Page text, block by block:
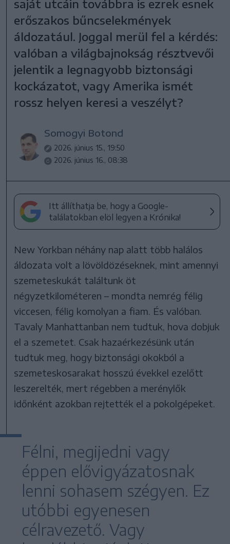
saját utcáin továbbra is ezrek esnek
erőszakos bűncselekmények
áldozatául. Joggal merül fel a kérdés:
valóban a világbajnokság résztvevői
jelentik a legnagyobb biztonsági
kockázatot, vagy Amerika ismét
rossz helyen keresi a veszélyt?
Somogyi Botond
2026. június 15., 19:50
2026. június 16., 08:38
Itt állíthatja be, hogy a Google-
találatokban elöl legyen a Krónika!
New Yorkban néhány nap alatt több halálos
áldozata volt a lövöldözéseknek, mint amennyi
szemeteskukát találtunk öt
négyzetkilométeren – mondta nemrég félig
viccesen, félig komolyan a fiam. És valóban.
Tavaly Manhattanban nem tudtuk, hova dobjuk
el a szemetet. Csak hazaérkezésünk után
tudtuk meg, hogy biztonsági okokból a
szemeteskosarakat hosszú évekkel ezelőtt
leszerelték, mert régebben a merénylők
időnként azokban rejtették el a pokolgépeket.
Félni, megijedni vagy
éppen elővigyázatosnak
lenni sohasem szégyen. Ez
utóbbi egyenesen
célravezető. Vagy